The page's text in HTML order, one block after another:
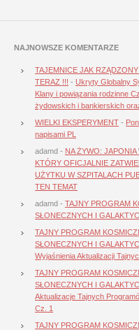
NAJNOWSZE KOMENTARZE
TAJEMNICE JAK
TERAZ !!! - Ukryty Globalny
Klany i powiązania rodzinne
żydowskich i bankierskich
WIELKI EKSPERYMENT -
napisami PL
adamd - NA ŻYWO: JAPONIA
KTÓRY OFICJALNIE
UŻYTKU W SZPITALACH
TEN TEMAT
adamd - TAJNY PROGRAM
SŁONECZNYCH I
TAJNY PROGRAM
SŁONECZNYCH I
Wyjaśnienia Aktualizacji
TAJNY PROGRAM
SŁONECZNYCH I
Aktualizacje Tajnych
Cz. 1
TAJNY PROGRAM